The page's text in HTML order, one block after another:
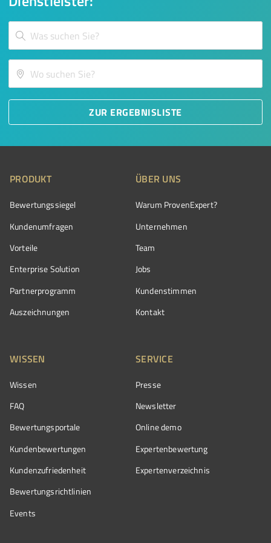
ZUR ERGEBNISLISTE
PRODUKT
Bewertungssiegel
Kundenumfragen
Vorteile
Enterprise Solution
Partnerprogramm
Auszeichnungen
ÜBER UNS
Warum ProvenExpert?
Unternehmen
Team
Jobs
Kundenstimmen
Kontakt
WISSEN
Wissen
FAQ
Bewertungsportale
Kundenbewertungen
Kundenzufriedenheit
Bewertungs­richtlinien
Events
SERVICE
Presse
Newsletter
Online demo
Expertenbewertung
Expertenverzeichnis